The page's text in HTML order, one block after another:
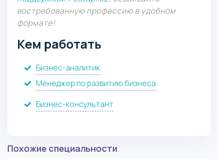
востребованную профессию в удобном
формате!
Кем работать
Бизнес-аналитик
Менеджер по развитию бизнеса
Бизнес-консультант
Похожие специальности